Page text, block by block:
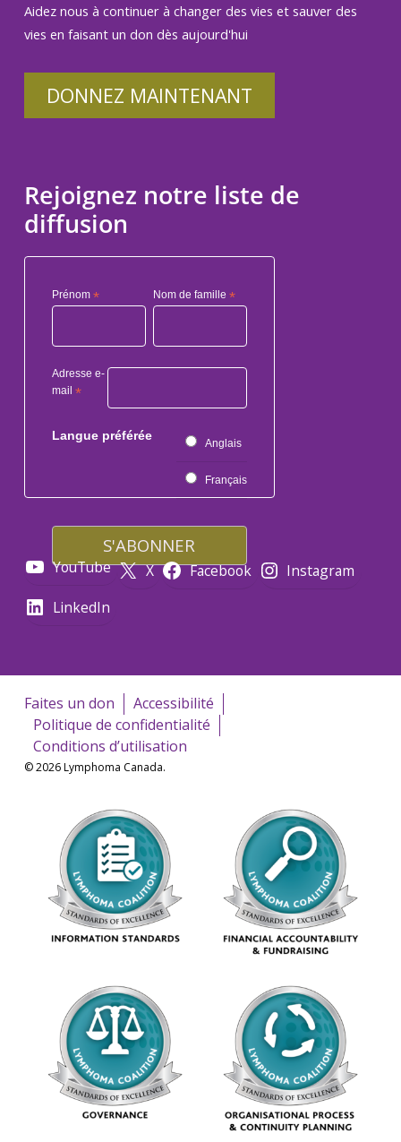
Aidez nous à continuer à changer des vies et sauver des
vies en faisant un don dès aujourd'hui
DONNEZ MAINTENANT
Rejoignez notre liste de
diffusion
Prénom * Nom de famille*
Adresse e-
mail *
Langue préférée
Anglais
Français
YouTube X Facebook
Instagram
LinkedIn
Faites un don
Accessibilité
Politique de confidentialité
Conditions d’utilisation
© 2026 Lymphoma Canada.